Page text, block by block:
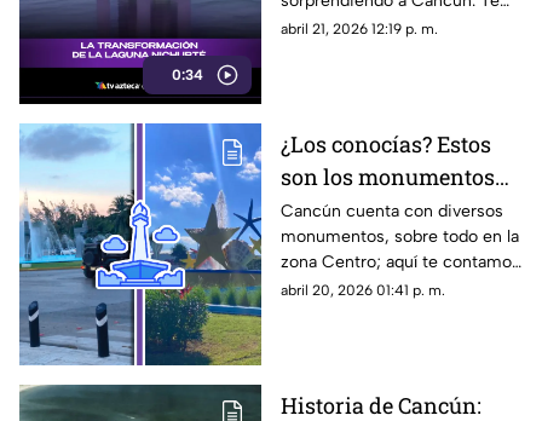
0:34
contamos los detalles:
abril 21, 2026 12:19 p. m.
¿Los conocías? Estos
son los monumentos
emblemáticos en
Cancún: Checa sus
apodos y nombres
reales
Cancún cuenta con diversos
monumentos, sobre todo en la
zona Centro; aquí te contamos
sus nombres reales y los
abril 20, 2026 01:41 p. m.
Historia de Cancún: